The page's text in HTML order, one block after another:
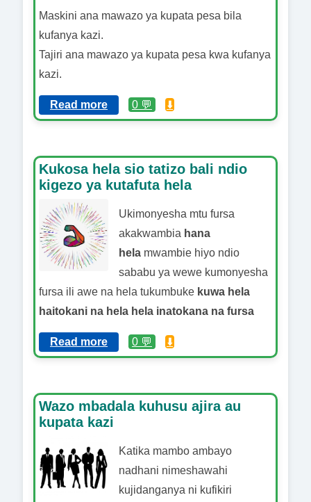
Maskini ana mawazo ya kupata pesa bila
kufanya kazi.
Tajiri ana mawazo ya kupata pesa kwa kufanya
kazi.
Read more 0 💬 ⬇️
Kukosa hela sio tatizo bali ndio
kigezo ya kutafuta hela
Ukimonyesha mtu fursa
akakwambia hana
hela mwambie hiyo ndio
sababu ya wewe kumonyesha
fursa ili awe na hela tukumbuke kuwa hela
haitokani na hela hela inatokana na fursa
Read more 0 💬 ⬇️
Wazo mbadala kuhusu ajira au
kupata kazi
Katika mambo ambayo
nadhani nimeshawahi
kujidanganya ni kufikiri